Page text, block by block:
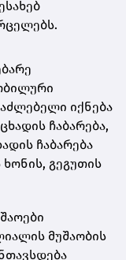
იქნება
ჩაბარება,
ჩაბარება
გეგუთის
მუშაობის